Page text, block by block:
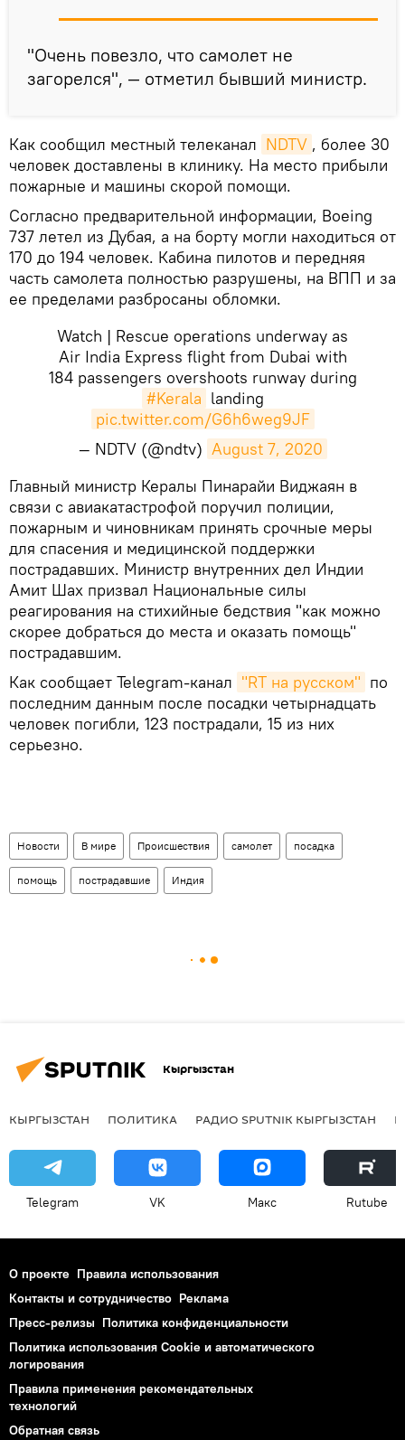
"Очень повезло, что самолет не
загорелся", — отметил бывший министр.
Как сообщил местный телеканал NDTV , более 30
человек доставлены в клинику. На место прибыли
пожарные и машины скорой помощи.
Согласно предварительной информации, Boeing
737 летел из Дубая, а на борту могли находиться от
170 до 194 человек. Кабина пилотов и передняя
часть самолета полностью разрушены, на ВПП и за
ее пределами разбросаны обломки.
Watch | Rescue operations underway as
Air India Express flight from Dubai with
184 passengers overshoots runway during
#Kerala landing
pic.twitter.com/G6h6weg9JF
— NDTV (@ndtv) August 7, 2020
​Главный министр Кералы Пинарайи Виджаян в
связи с авиакатастрофой поручил полиции,
пожарным и чиновникам принять срочные меры
для спасения и медицинской поддержки
пострадавших. Министр внутренних дел Индии
Амит Шах призвал Национальные силы
реагирования на стихийные бедствия "как можно
скорее добраться до места и оказать помощь"
пострадавшим.
Как сообщает Telegram-канал "RT на русском" по
последним данным после посадки четырнадцать
человек погибли, 123 пострадали, 15 из них
серьезно.
Новости В мире Происшествия самолет посадка
помощь пострадавшие Индия
Кыргызстан
КЫРГЫЗСТАН ПОЛИТИКА РАДИО SPUTNIK КЫРГЫЗСТАН
Telegram VK Макс Rutube
О проекте Правила использования
Контакты и сотрудничество Реклама
Пресс-релизы Политика конфиденциальности
Политика использования Cookie и автоматического
логирования
Правила применения рекомендательных
технологий
Обратная связь